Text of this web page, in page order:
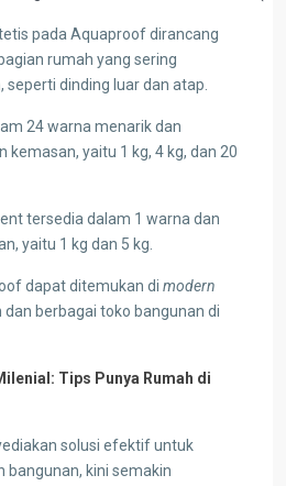
pada Aquaproof dirancang
rumah yang sering
dinding luar dan atap.
24 warna menarik dan
kemasan, yaitu 1 kg, 4 kg, dan 20
tersedia dalam 1 warna dan
yaitu 1 kg dan 5 kg.
dapat ditemukan di modern
berbagai toko bangunan di
Tips Punya Rumah di
solusi efektif untuk
bangunan, kini semakin